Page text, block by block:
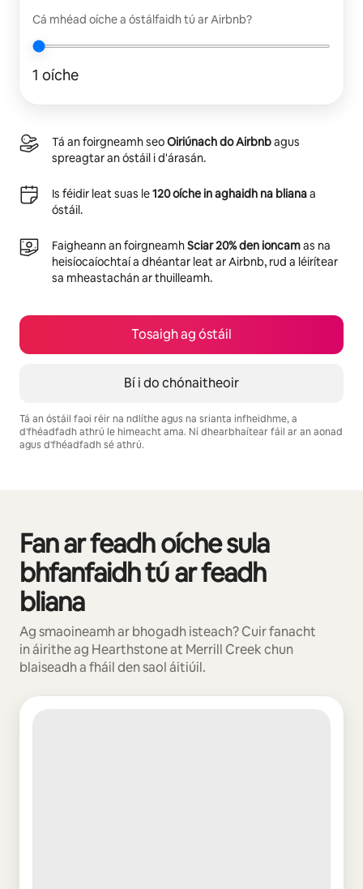
Cá mhéad oíche a óstálfaidh tú ar Airbnb?
1 oíche
Tá an foirgneamh seoOiriúnach do Airbnbagus
spreagtar an óstáil i d'árasán.
Is féidir leat suas le120 oíche in aghaidh na blianaa
óstáil.
Faigheann an foirgneamhSciar 20% den ioncamas na
heisíocaíochtaí a dhéantar leat ar Airbnb, rud a léirítear
sa mheastachán ar thuilleamh.
Tosaigh ag óstáil
Bí i do chónaitheoir
Tá an óstáil faoi réir na ndlíthe agus na srianta infheidhme, a
d'fhéadfadh athrú le himeacht ama. Ní dhearbhaítear fáil ar an aonad
agus d'fhéadfadh sé athrú.
Fan ar feadh oíche sula
bhfanfaidh tú ar feadh
bliana
Ag smaoineamh ar bhogadh isteach? Cuir fanacht
in áirithe ag Hearthstone at Merrill Creek chun
blaiseadh a fháil den saol áitiúil.
0 as 0 rud ar taispeáint